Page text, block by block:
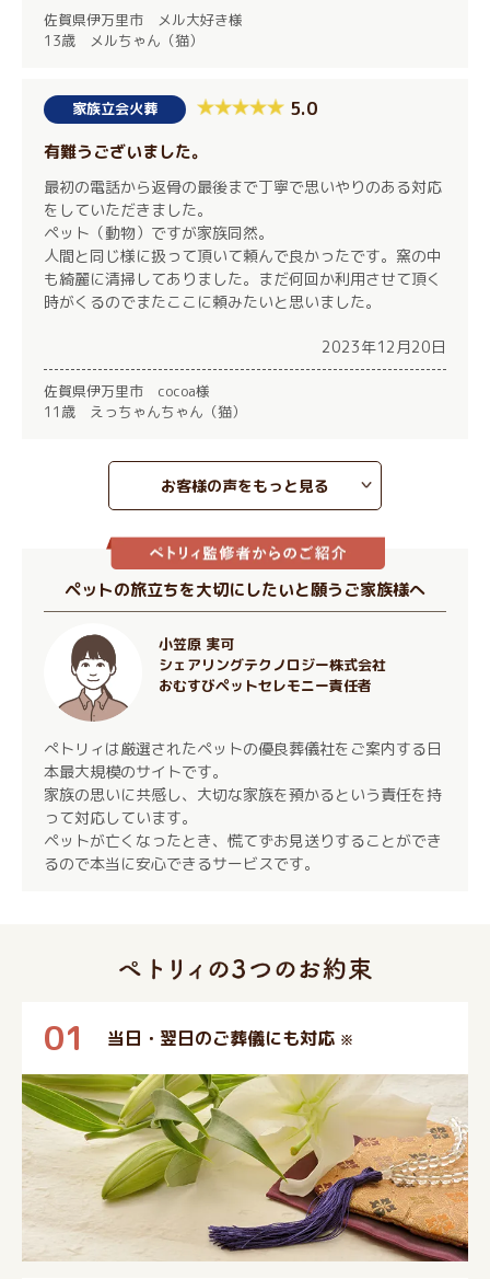
佐賀県伊万里市 メル大好き様
13歳 メルちゃん（猫）
家族立会火葬 5.0
有難うございました。
最初の電話から返骨の最後まで丁寧で思いやりのある対応
をしていただきました。
ペット（動物）ですが家族同然。
人間と同じ様に扱って頂いて頼んで良かったです。窯の中
も綺麗に清掃してありました。まだ何回か利用させて頂く
時がくるのでまたここに頼みたいと思いました。
2023年12月20日
佐賀県伊万里市 cocoa様
11歳 えっちゃんちゃん（猫）
お客様の声をもっと見る
ペットの旅立ちを大切にしたいと願うご家族様へ
小笠原 実可
シェアリングテクノロジー株式会社
おむすびペットセレモニー責任者
ぺトリィは厳選されたペットの優良葬儀社をご案内する日
本最大規模のサイトです。
家族の思いに共感し、大切な家族を預かるという責任を持
って対応しています。
ペットが亡くなったとき、慌てずお見送りすることができ
るので本当に安心できるサービスです。
01 当日・翌日のご葬儀にも対応 ※